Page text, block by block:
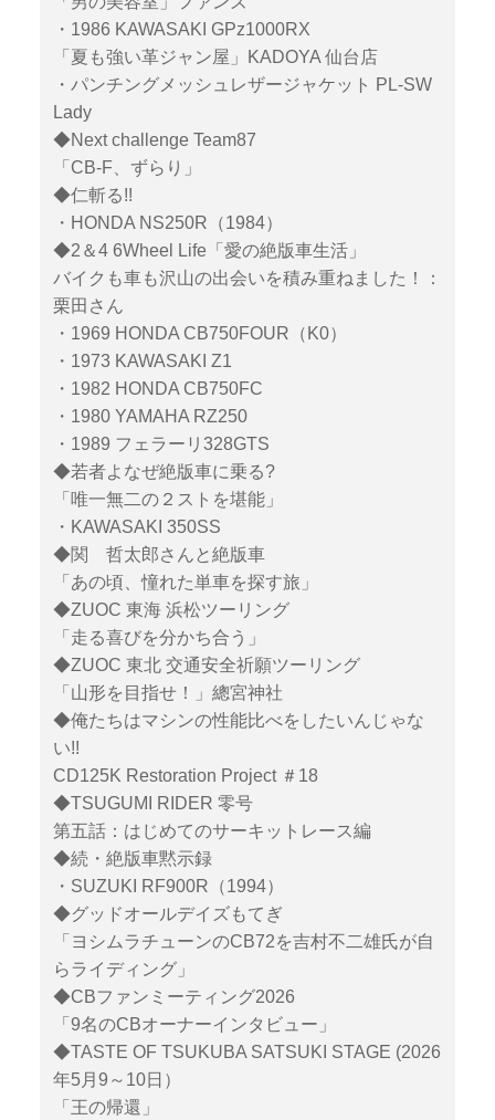
・1986 KAWASAKI GPz1000RX
「夏も強い革ジャン屋」KADOYA 仙台店
・パンチングメッシュレザージャケット PL-SW
Lady
◆Next challenge Team87
「CB-F、ずらり」
◆仁斬る!!
・HONDA NS250R（1984）
◆2＆4 6Wheel Life「愛の絶版車生活」
バイクも車も沢山の出会いを積み重ねました！：
栗田さん
・1969 HONDA CB750FOUR（K0）
・1973 KAWASAKI Z1
・1982 HONDA CB750FC
・1980 YAMAHA RZ250
・1989 フェラーリ328GTS
◆若者よなぜ絶版車に乗る?
「唯一無二の２ストを堪能」
・KAWASAKI 350SS
◆関 哲太郎さんと絶版車
「あの頃、憧れた単車を探す旅」
◆ZUOC 東海 浜松ツーリング
「走る喜びを分かち合う」
◆ZUOC 東北 交通安全祈願ツーリング
「山形を目指せ！」總宮神社
◆俺たちはマシンの性能比べをしたいんじゃな
い!!
CD125K Restoration Project ＃18
◆TSUGUMI RIDER 零号
第五話：はじめてのサーキットレース編
◆続・絶版車黙示録
・SUZUKI RF900R（1994）
◆グッドオールデイズもてぎ
「ヨシムラチューンのCB72を吉村不二雄氏が自
らライディング」
◆CBファンミーティング2026
「9名のCBオーナーインタビュー」
◆TASTE OF TSUKUBA SATSUKI STAGE (2026
年5月9～10日）
「王の帰還」